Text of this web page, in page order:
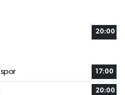
20:00
17:00
20:00